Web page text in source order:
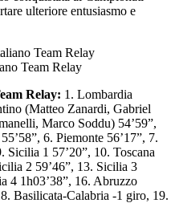
ulteriore entusiasmo e
Team Relay
Relay: 1. Lombardia
(Matteo Zanardi, Gabriel
Marco Soddu) 54’59”,
6. Piemonte 56’17”, 7.
Sicilia 1 57’20”, 10. Toscana
2 59’46”, 13. Sicilia 3
4 1h03’38”, 16. Abruzzo
Basilicata-Calabria -1 giro, 19.